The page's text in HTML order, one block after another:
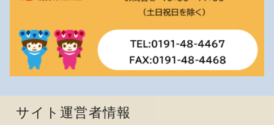
サイト運営者情報